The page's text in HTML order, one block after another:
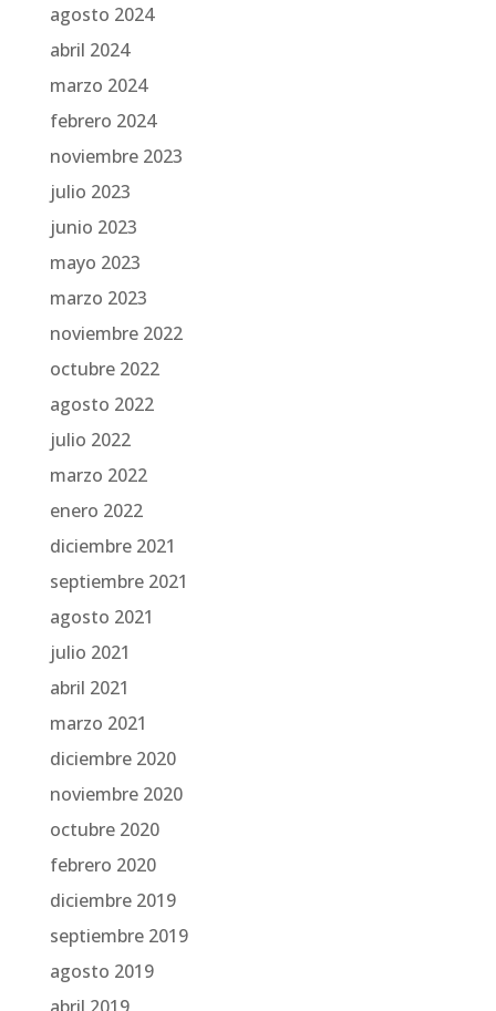
agosto 2024
abril 2024
marzo 2024
febrero 2024
noviembre 2023
julio 2023
junio 2023
mayo 2023
marzo 2023
noviembre 2022
octubre 2022
agosto 2022
julio 2022
marzo 2022
enero 2022
diciembre 2021
septiembre 2021
agosto 2021
julio 2021
abril 2021
marzo 2021
diciembre 2020
noviembre 2020
octubre 2020
febrero 2020
diciembre 2019
septiembre 2019
agosto 2019